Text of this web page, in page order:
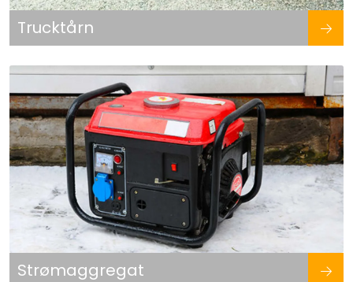
Trucktårn
Strømaggregat